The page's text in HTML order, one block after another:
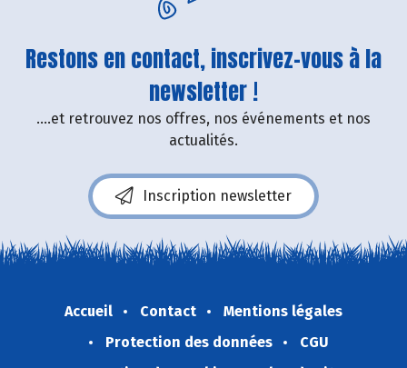
Restons en contact, inscrivez-vous à la
newsletter !
....et retrouvez nos offres, nos événements et nos
actualités.
Inscription newsletter
Accueil Contact
Mentions légales
Protection des données
CGU